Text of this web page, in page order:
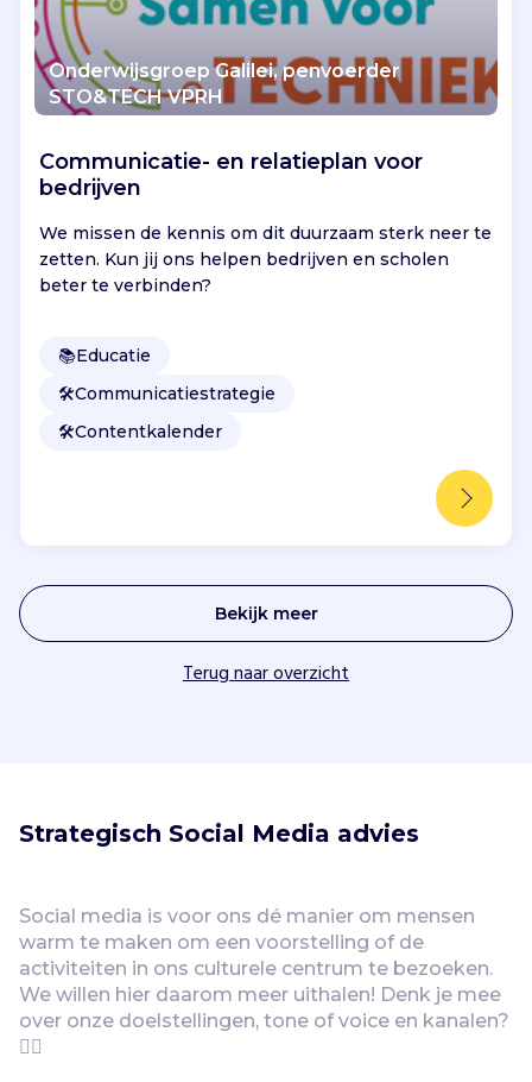
Onderwijsgroep Galilei, penvoerder
STO&TECH VPRH
Communicatie- en relatieplan voor
bedrijven
We missen de kennis om dit duurzaam sterk neer te
zetten. Kun jij ons helpen bedrijven en scholen
beter te verbinden?
📚Educatie
🛠️Communicatiestrategie
🛠️Contentkalender
Bekijk meer
Terug naar overzicht
Strategisch Social Media advies
Social media is voor ons dé manier om mensen
warm te maken om een voorstelling of de
activiteiten in ons culturele centrum te bezoeken.
We willen hier daarom meer uithalen! Denk je mee
over onze doelstellingen, tone of voice en kanalen?
👯‍♀️